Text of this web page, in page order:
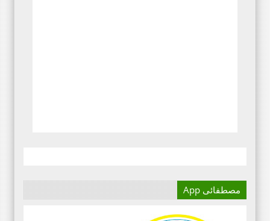
مصطفائی App
آج کا دور میڈیا کا دور ہے۔